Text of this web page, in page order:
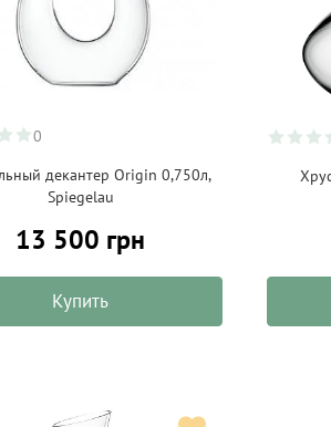
0
декантер Origin 0,750л,
Spiegelau
13 500 грн
Купить